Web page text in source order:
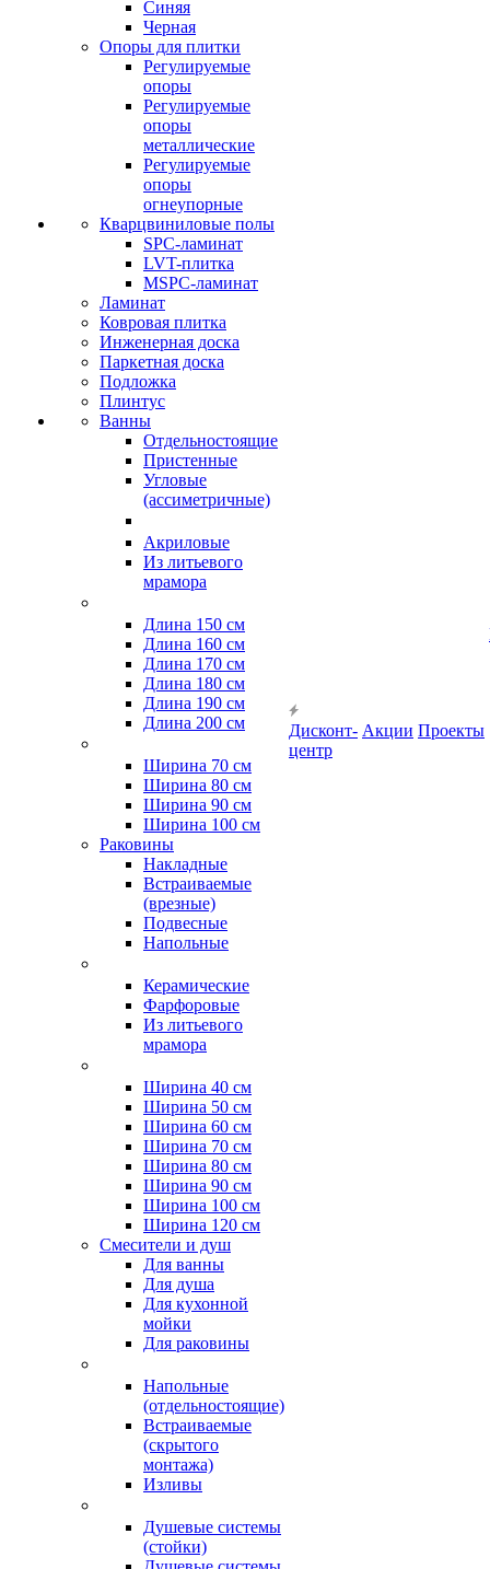
Синяя
Черная
Опоры для плитки
Регулируемые
опоры
Регулируемые
опоры
металлические
Регулируемые
опоры
огнеупорные
Кварцвиниловые полы
SPC-ламинат
LVT-плитка
MSPC-ламинат
Ламинат
Ковровая плитка
Инженерная доска
Паркетная доска
Подложка
Плинтус
Ванны
Отдельностоящие
Пристенные
Угловые
(ассиметричные)
Акриловые
Из литьевого
мрамора
Длина 150 см
Длина 160 см
Длина 170 см
Длина 180 см
Длина 190 см
Длина 200 см
Ширина 70 см
Ширина 80 см
Ширина 90 см
Ширина 100 см
Раковины
Накладные
Встраиваемые
(врезные)
Подвесные
Напольные
Керамические
Фарфоровые
Из литьевого
мрамора
Ширина 40 см
Ширина 50 см
Ширина 60 см
Ширина 70 см
Ширина 80 см
Ширина 90 см
Ширина 100 см
Ширина 120 см
Смесители и душ
Для ванны
Для душа
Для кухонной
мойки
Для раковины
Напольные
(отдельностоящие)
Встраиваемые
(скрытого
монтажа)
Изливы
Душевые системы
(стойки)
Дисконт-
центр
Акции Проекты